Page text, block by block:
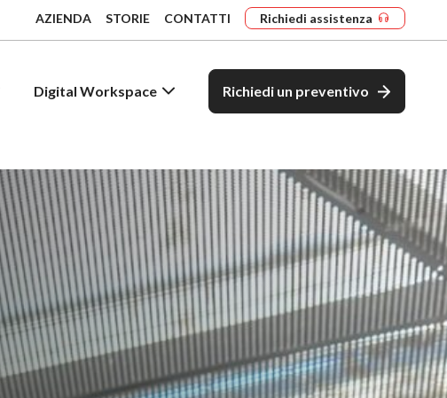
AZIENDA STORIE CONTATTI Richiedi assistenza
Digital Workspace Richiedi un preventivo